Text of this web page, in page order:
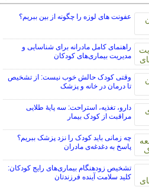
عفونت های لوزه را چگونه از بین ببریم؟
راهنمای کامل مادرانه برای شناسایی و
مدیریت بیماری‌های کودکان
وقتی کودک حالش خوب نیست: از تشخیص
تا درمان در خانه و پزشک
دارو، تغذیه، استراحت: سه پایه‌ٔ طلایی
مراقبت از کودک بیمار
چه زمانی باید کودک را نزد پزشک ببریم؟
پاسخ به دغدغه‌ی مادران
تشخیص زودهنگام بیماری‌های رایج کودکان:
کلید سلامت آینده فرزندتان